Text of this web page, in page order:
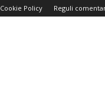
Cookie Policy Reguli